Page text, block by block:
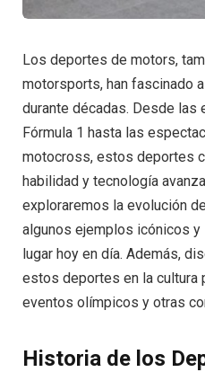
Los deportes de motors,
motorsports, han fascinado
durante décadas. Desde las
Fórmula 1 hasta las
motocross, estos deportes
habilidad y tecnología
exploraremos la evolución
algunos ejemplos icónicos
lugar hoy en día. Además,
estos deportes en la cultura
eventos olímpicos y otras
Historia de los